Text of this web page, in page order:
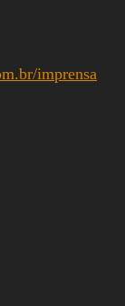
imprensa